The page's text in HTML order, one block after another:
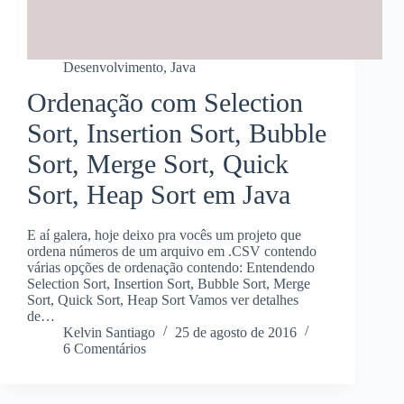
Desenvolvimento, Java
Ordenação com Selection
Sort, Insertion Sort, Bubble
Sort, Merge Sort, Quick
Sort, Heap Sort em Java
E aí galera, hoje deixo pra vocês um projeto que
ordena números de um arquivo em .CSV contendo
várias opções de ordenação contendo: Entendendo
Selection Sort, Insertion Sort, Bubble Sort, Merge
Sort, Quick Sort, Heap Sort Vamos ver detalhes
de…
Kelvin Santiago
25 de agosto de 2016
6 Comentários